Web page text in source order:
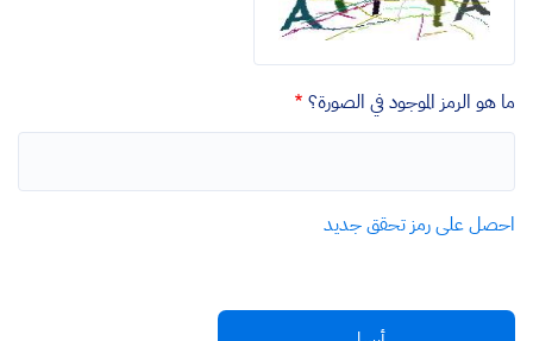
ما هو الرمز الموجود في الصورة؟
احصل على رمز تحقق جديد